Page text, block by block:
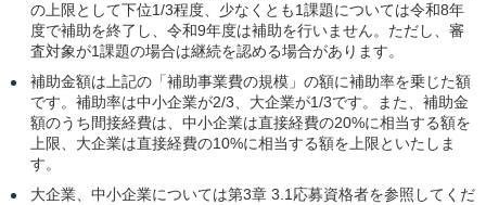
の上限として下位1/3程度、少なくとも1課題については令和8年
度で補助を終了し、令和9年度は補助を行いません。ただし、審
査対象が1課題の場合は継続を認める場合があります。
補助金額は上記の「補助事業費の規模」の額に補助率を乗じた額
です。補助率は中小企業が2/3、大企業が1/3です。また、補助金
額のうち間接経費は、中小企業は直接経費の20%に相当する額を
上限、大企業は直接経費の10%に相当する額を上限といたしま
す。
大企業、中小企業については第3章 3.1応募資格者を参照してくだ